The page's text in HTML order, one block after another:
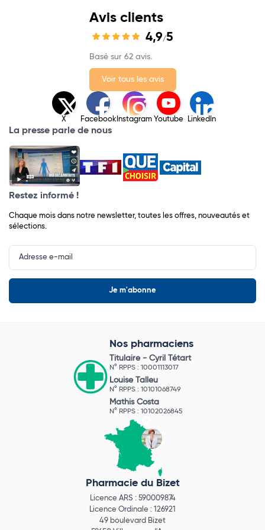
Avis clients
4,9/5
Basé sur 62 avis.
Voir tous les avis
X Facebook Instagram Youtube LinkedIn
La presse parle de nous
Restez informé !
Chaque mois dans notre newsletter, toutes les offres, nouveautés et
sélections.
Input
Newsletter
Nos pharmaciens
Titulaire - Cyril Tétart
N° RPPS : 10001113017
Louise Talleu
N° RPPS : 10101068749
Mathis Costa
N° RPPS : 10102026845
Pharmacie du Bizet
Licence ARS : 590009874
Licence Ordinale : 126921
49 boulevard Bizet